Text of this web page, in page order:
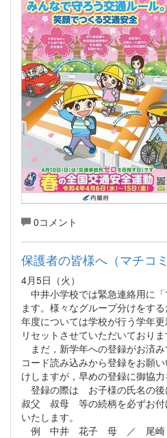
0コメント
保護者の皆様へ（マチコ
4月5日（火）
中井小学校では緊急連絡用に
ます。様々なグループ分けをす
年度については学校が行う学年
リセットさせていただいておりま
まだ，新学年への登録がお済
コード読み込みから登録をお願
けしますが，早めの登録に御協力
登録の際は お子様の氏名
叔父 叔母 等の続柄を必ずお付
いたします。
例 中井 花子 母 ／ 尾